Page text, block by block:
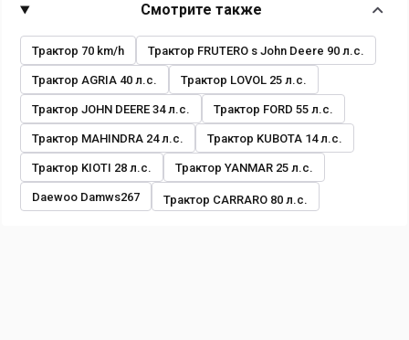
Смотрите также
Трактор 70 km/h Трактор FRUTERO s John Deere 90 л.с.
Трактор AGRIA 40 л.с. Трактор LOVOL 25 л.с.
Трактор JOHN DEERE 34 л.с. Трактор FORD 55 л.с.
Трактор MAHINDRA 24 л.с. Трактор KUBOTA 14 л.с.
Трактор KIOTI 28 л.с. Трактор YANMAR 25 л.с.
Daewoo Damws267 Трактор CARRARO 80 л.с.